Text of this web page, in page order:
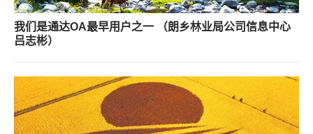
我们是通达OA最早用户之一 （朗乡林业局公司信息中心
吕志彬）